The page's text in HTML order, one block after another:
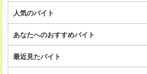
人気のバイト
あなたへのおすすめバイト
最近見たバイト